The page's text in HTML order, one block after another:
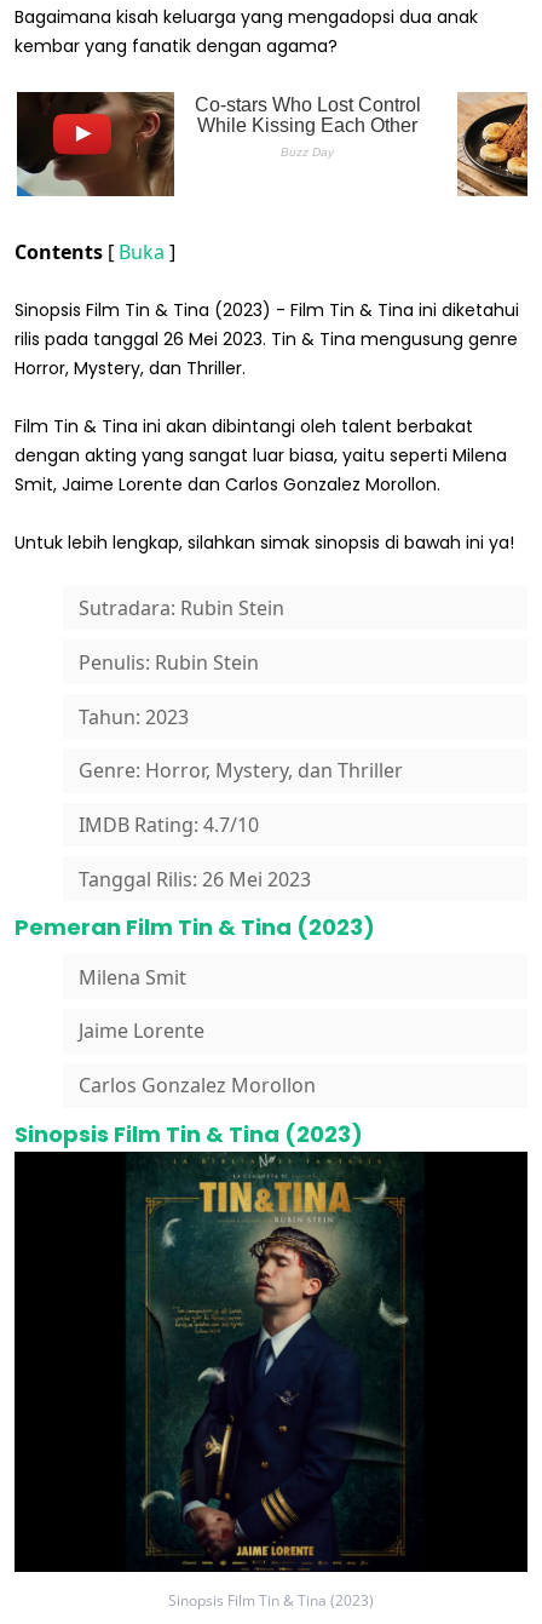
Bagaimana kisah keluarga yang mengadopsi dua anak
kembar yang fanatik dengan agama?
Contents [ Buka ]
Sinopsis Film Tin & Tina (2023) - Film Tin & Tina ini diketahui
rilis pada tanggal 26 Mei 2023. Tin & Tina mengusung genre
Horror, Mystery, dan Thriller.
Film Tin & Tina ini akan dibintangi oleh talent berbakat
dengan akting yang sangat luar biasa, yaitu seperti Milena
Smit, Jaime Lorente dan Carlos Gonzalez Morollon.
Untuk lebih lengkap, silahkan simak sinopsis di bawah ini ya!
Sutradara: Rubin Stein
Penulis: Rubin Stein
Tahun: 2023
Genre: Horror, Mystery, dan Thriller
IMDB Rating: 4.7/10
Tanggal Rilis: 26 Mei 2023
Pemeran Film Tin & Tina (2023)
Milena Smit
Jaime Lorente
Carlos Gonzalez Morollon
Sinopsis Film Tin & Tina (2023)
Sinopsis Film Tin & Tina (2023)